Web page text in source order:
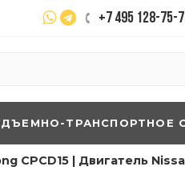
+7 495 128-75-
ТРАНСПОРТНОЕ
CPCD15 | Двигатель